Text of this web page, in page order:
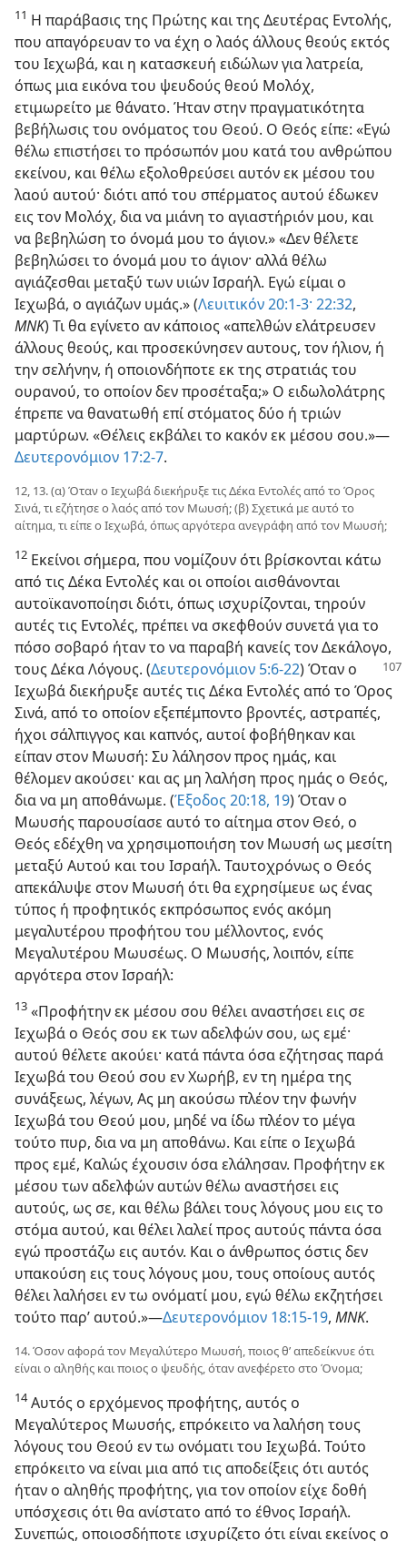
11 Η παράβασις της Πρώτης και της Δευτέρας Εντολής,
που απαγόρευαν το να έχη ο λαός άλλους θεούς εκτός
του Ιεχωβά, και η κατασκευή ειδώλων για λατρεία,
όπως μια εικόνα του ψευδούς θεού Μολόχ,
ετιμωρείτο με θάνατο. Ήταν στην πραγματικότητα
βεβήλωσις του ονόματος του Θεού. Ο Θεός είπε: «Εγώ
θέλω επιστήσει το πρόσωπόν μου κατά του ανθρώπου
εκείνου, και θέλω εξολοθρεύσει αυτόν εκ μέσου του
λαού αυτού· διότι από του σπέρματος αυτού έδωκεν
εις τον Μολόχ, δια να μιάνη το αγιαστήριόν μου, και
να βεβηλώση το όνομά μου το άγιον.» «Δεν θέλετε
βεβηλώσει το όνομά μου το άγιον· αλλά θέλω
αγιάζεσθαι μεταξύ των υιών Ισραήλ. Εγώ είμαι ο
Ιεχωβά, ο αγιάζων υμάς.» (Λευιτικόν 20:1-3· 22:32,
ΜΝΚ) Τι θα εγίνετο αν κάποιος «απελθών ελάτρευσεν
άλλους θεούς, και προσεκύνησεν αυτους, τον ήλιον, ή
την σελήνην, ή οποιονδήποτε εκ της στρατιάς του
ουρανού, το οποίον δεν προσέταξα;» Ο ειδωλολάτρης
έπρεπε να θανατωθή επί στόματος δύο ή τριών
μαρτύρων. «Θέλεις εκβάλει το κακόν εκ μέσου σου.»—
Δευτερονόμιον 17:2-7.
12, 13. (α) Όταν ο Ιεχωβά διεκήρυξε τις Δέκα Εντολές από το Όρος
Σινά, τι εζήτησε ο λαός από τον Μωυσή; (β) Σχετικά με αυτό το
αίτημα, τι είπε ο Ιεχωβά, όπως αργότερα ανεγράφη από τον Μωυσή;
12 Εκείνοι σήμερα, που νομίζουν ότι βρίσκονται κάτω
από τις Δέκα Εντολές και οι οποίοι αισθάνονται
αυτοϊκανοποίησι διότι, όπως ισχυρίζονται, τηρούν
αυτές τις Εντολές, πρέπει να σκεφθούν συνετά για το
πόσο σοβαρό ήταν το να παραβή κανείς τον Δεκάλογο,
τους Δέκα Λόγους. (Δευτερονόμιον 5:6-22) Όταν ο
Ιεχωβά διεκήρυξε αυτές τις Δέκα Εντολές από το Όρος
Σινά, από το οποίον εξεπέμποντο βροντές, αστραπές,
ήχοι σάλπιγγος και καπνός, αυτοί φοβήθηκαν και
είπαν στον Μωυσή: Συ λάλησον προς ημάς, και
θέλομεν ακούσει· και ας μη λαλήση προς ημάς ο Θεός,
δια να μη αποθάνωμε. (Έξοδος 20:18, 19) Όταν ο
Μωυσής παρουσίασε αυτό το αίτημα στον Θεό, ο
Θεός εδέχθη να χρησιμοποιήση τον Μωυσή ως μεσίτη
μεταξύ Αυτού και του Ισραήλ. Ταυτοχρόνως ο Θεός
απεκάλυψε στον Μωυσή ότι θα εχρησίμευε ως ένας
τύπος ή προφητικός εκπρόσωπος ενός ακόμη
μεγαλυτέρου προφήτου του μέλλοντος, ενός
Μεγαλυτέρου Μωυσέως. Ο Μωυσής, λοιπόν, είπε
αργότερα στον Ισραήλ:
13 «Προφήτην εκ μέσου σου θέλει αναστήσει εις σε
Ιεχωβά ο Θεός σου εκ των αδελφών σου, ως εμέ·
αυτού θέλετε ακούει· κατά πάντα όσα εζήτησας παρά
Ιεχωβά του Θεού σου εν Χωρήβ, εν τη ημέρα της
συνάξεως, λέγων, Ας μη ακούσω πλέον την φωνήν
Ιεχωβά του Θεού μου, μηδέ να ίδω πλέον το μέγα
τούτο πυρ, δια να μη αποθάνω. Και είπε ο Ιεχωβά
προς εμέ, Καλώς έχουσιν όσα ελάλησαν. Προφήτην εκ
μέσου των αδελφών αυτών θέλω αναστήσει εις
αυτούς, ως σε, και θέλω βάλει τους λόγους μου εις το
στόμα αυτού, και θέλει λαλεί προς αυτούς πάντα όσα
εγώ προστάζω εις αυτόν. Και ο άνθρωπος όστις δεν
υπακούση εις τους λόγους μου, τους οποίους αυτός
θέλει λαλήσει εν τω ονόματί μου, εγώ θέλω εκζητήσει
τούτο παρ’ αυτού.»—Δευτερονόμιον 18:15-19, ΜΝΚ.
14. Όσον αφορά τον Μεγαλύτερο Μωυσή, ποιος θ’ απεδείκνυε ότι
είναι ο αληθής και ποιος ο ψευδής, όταν ανεφέρετο στο Όνομα;
14Αυτός ο ερχόμενος προφήτης, αυτός ο
Μεγαλύτερος Μωυσής, επρόκειτο να λαλήση τους
λόγους του Θεού εν τω ονόματι του Ιεχωβά. Τούτο
επρόκειτο να είναι μια από τις αποδείξεις ότι αυτός
ήταν ο αληθής προφήτης, για τον οποίον είχε δοθή
υπόσχεσις ότι θα ανίστατο από το έθνος Ισραήλ.
Συνεπώς, οποιοσδήποτε ισχυρίζετο ότι είναι εκείνος ο